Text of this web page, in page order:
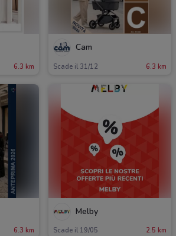
6.3 km
Cam
Scade il 31/12 6.3 km
6.3 km
Melby
Scade il 19/05 2.5 km